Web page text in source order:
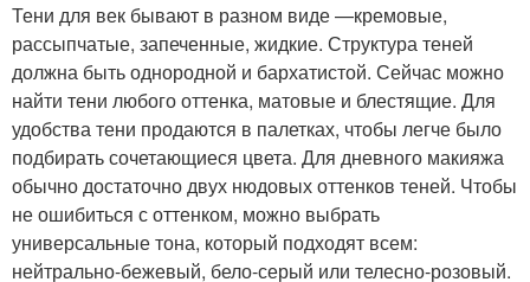
Тени для век бывают в разном виде —кремовые,
рассыпчатые, запеченные, жидкие. Структура теней
должна быть однородной и бархатистой. Сейчас можно
найти тени любого оттенка, матовые и блестящие. Для
удобства тени продаются в палетках, чтобы легче было
подбирать сочетающиеся цвета. Для дневного макияжа
обычно достаточно двух нюдовых оттенков теней. Чтобы
не ошибиться с оттенком, можно выбрать
универсальные тона, который подходят всем:
нейтрально-бежевый, бело-серый или телесно-розовый.